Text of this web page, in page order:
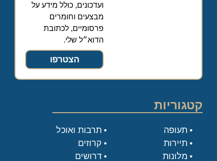
ועדכונים, כולל מידע על
מבצעים וחומרים
פרסומיים, לכתובת
הדוא״ל שלי.
הצטרפו
קטגוריות
תעופה
תיירות
מלונות
תרבות ואוכל
קרוזים
דרושים